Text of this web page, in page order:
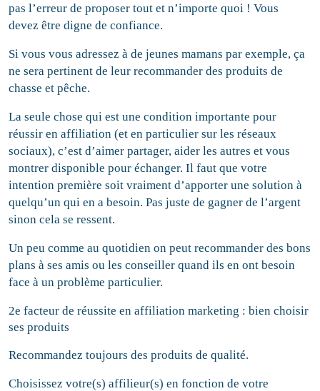
pas l’erreur de proposer tout et n’importe quoi ! Vous
devez être digne de confiance.
Si vous vous adressez à de jeunes mamans par exemple, ça
ne sera pertinent de leur recommander des produits de
chasse et pêche.
La seule chose qui est une condition importante pour
réussir en affiliation (et en particulier sur les réseaux
sociaux), c’est d’aimer partager, aider les autres et vous
montrer disponible pour échanger. Il faut que votre
intention première soit vraiment d’apporter une solution à
quelqu’un qui en a besoin. Pas juste de gagner de l’argent
sinon cela se ressent.
Un peu comme au quotidien on peut recommander des bons
plans à ses amis ou les conseiller quand ils en ont besoin
face à un problème particulier.
2e facteur de réussite en affiliation marketing : bien choisir
ses produits
Recommandez toujours des produits de qualité.
Choisissez votre(s) affilieur(s) en fonction de votre